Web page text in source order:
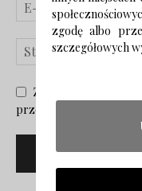
Zapisz moje
przeglądarce na
zgodę albo
szczegółowych